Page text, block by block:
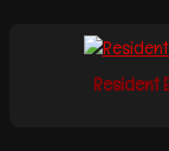
Resident